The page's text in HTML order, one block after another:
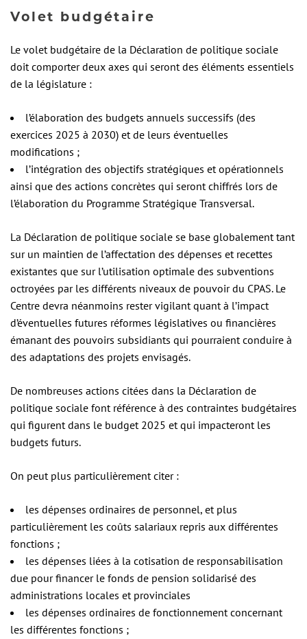
Volet budgétaire
Le volet budgétaire de la Déclaration de politique sociale
doit comporter deux axes qui seront des éléments essentiels
de la législature :
l’élaboration des budgets annuels successifs (des
exercices 2025 à 2030) et de leurs éventuelles
modifications ;
l’intégration des objectifs stratégiques et opérationnels
ainsi que des actions concrètes qui seront chiffrés lors de
l’élaboration du Programme Stratégique Transversal.
La Déclaration de politique sociale se base globalement tant
sur un maintien de l’affectation des dépenses et recettes
existantes que sur l’utilisation optimale des subventions
octroyées par les différents niveaux de pouvoir du CPAS. Le
Centre devra néanmoins rester vigilant quant à l’impact
d’éventuelles futures réformes législatives ou financières
émanant des pouvoirs subsidiants qui pourraient conduire à
des adaptations des projets envisagés.
De nombreuses actions citées dans la Déclaration de
politique sociale font référence à des contraintes budgétaires
qui figurent dans le budget 2025 et qui impacteront les
budgets futurs.
On peut plus particulièrement citer :
les dépenses ordinaires de personnel, et plus
particulièrement les coûts salariaux repris aux différentes
fonctions ;
les dépenses liées à la cotisation de responsabilisation
due pour financer le fonds de pension solidarisé des
administrations locales et provinciales
les dépenses ordinaires de fonctionnement concernant
les différentes fonctions ;